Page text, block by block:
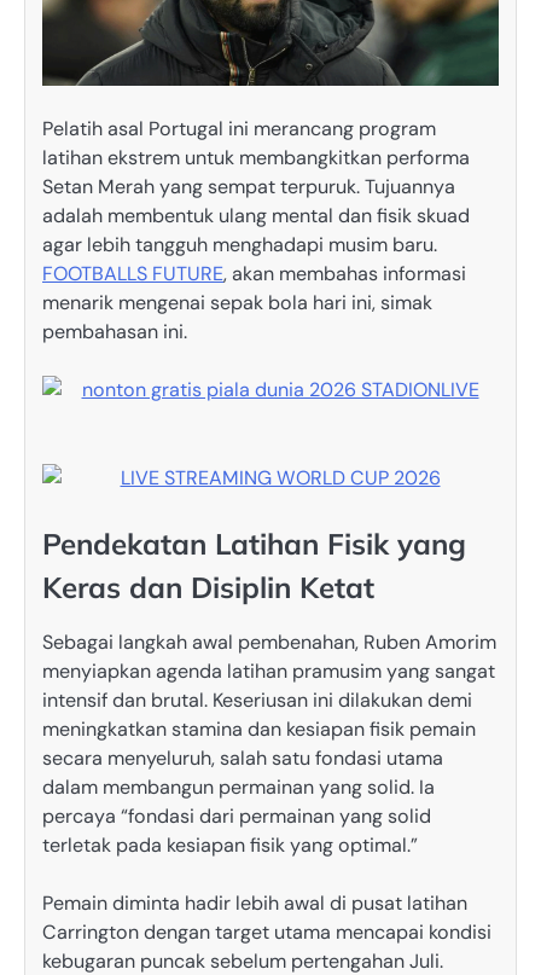
Pelatih asal Portugal ini merancang program
latihan ekstrem untuk membangkitkan performa
Setan Merah yang sempat terpuruk. Tujuannya
adalah membentuk ulang mental dan fisik skuad
agar lebih tangguh menghadapi musim baru.
FOOTBALLS FUTURE, akan membahas informasi
menarik mengenai sepak bola hari ini, simak
pembahasan ini.
Pendekatan Latihan Fisik yang
Keras dan Disiplin Ketat
Sebagai langkah awal pembenahan, Ruben Amorim
menyiapkan agenda latihan pramusim yang sangat
intensif dan brutal. Keseriusan ini dilakukan demi
meningkatkan stamina dan kesiapan fisik pemain
secara menyeluruh, salah satu fondasi utama
dalam membangun permainan yang solid. Ia
percaya “fondasi dari permainan yang solid
terletak pada kesiapan fisik yang optimal.”
Pemain diminta hadir lebih awal di pusat latihan
Carrington dengan target utama mencapai kondisi
kebugaran puncak sebelum pertengahan Juli.